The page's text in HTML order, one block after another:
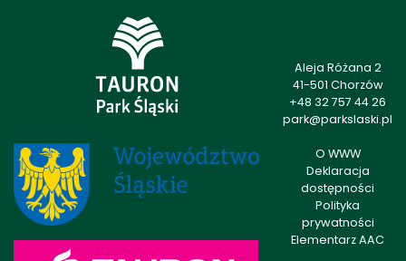
Aleja Różana 2
41-501 Chorzów
+48 32 757 44 26
park@parkslaski.pl
O WWW
Deklaracja
dostępności
Polityka
prywatności
Elementarz AAC